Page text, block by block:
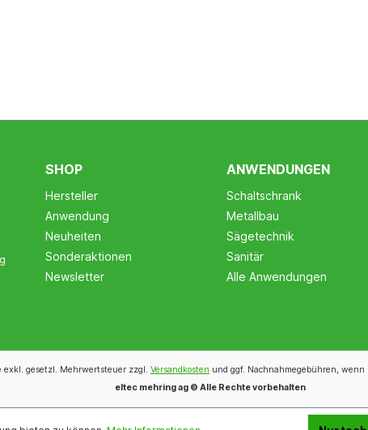
SHOP
Hersteller
Anwendung
Neuheiten
Sonderaktionen
Newsletter
ANWENDUNGEN
Schaltschrank
Metallbau
Sägetechnik
Sanitär
Alle Anwendungen
exkl. gesetzl. Mehrwertsteuer zzgl. Versandkosten und ggf. Nachnahmegebühren, wenn
eltec mehring ag © Alle Rechte vorbehalten